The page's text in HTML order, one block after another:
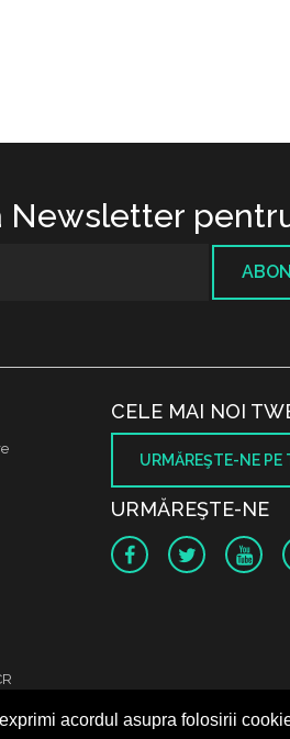
acordul asupra folosirii
Newsletter
CELE MAI NOI
URMĂREŞTE-NE
URMĂREŞTE-NE